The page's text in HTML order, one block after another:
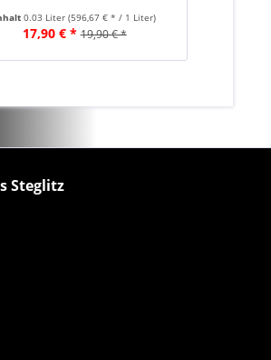
0.03 Liter (596,67 € * / 1 Liter)
17,90 € * 19,90 € *
Steglitz